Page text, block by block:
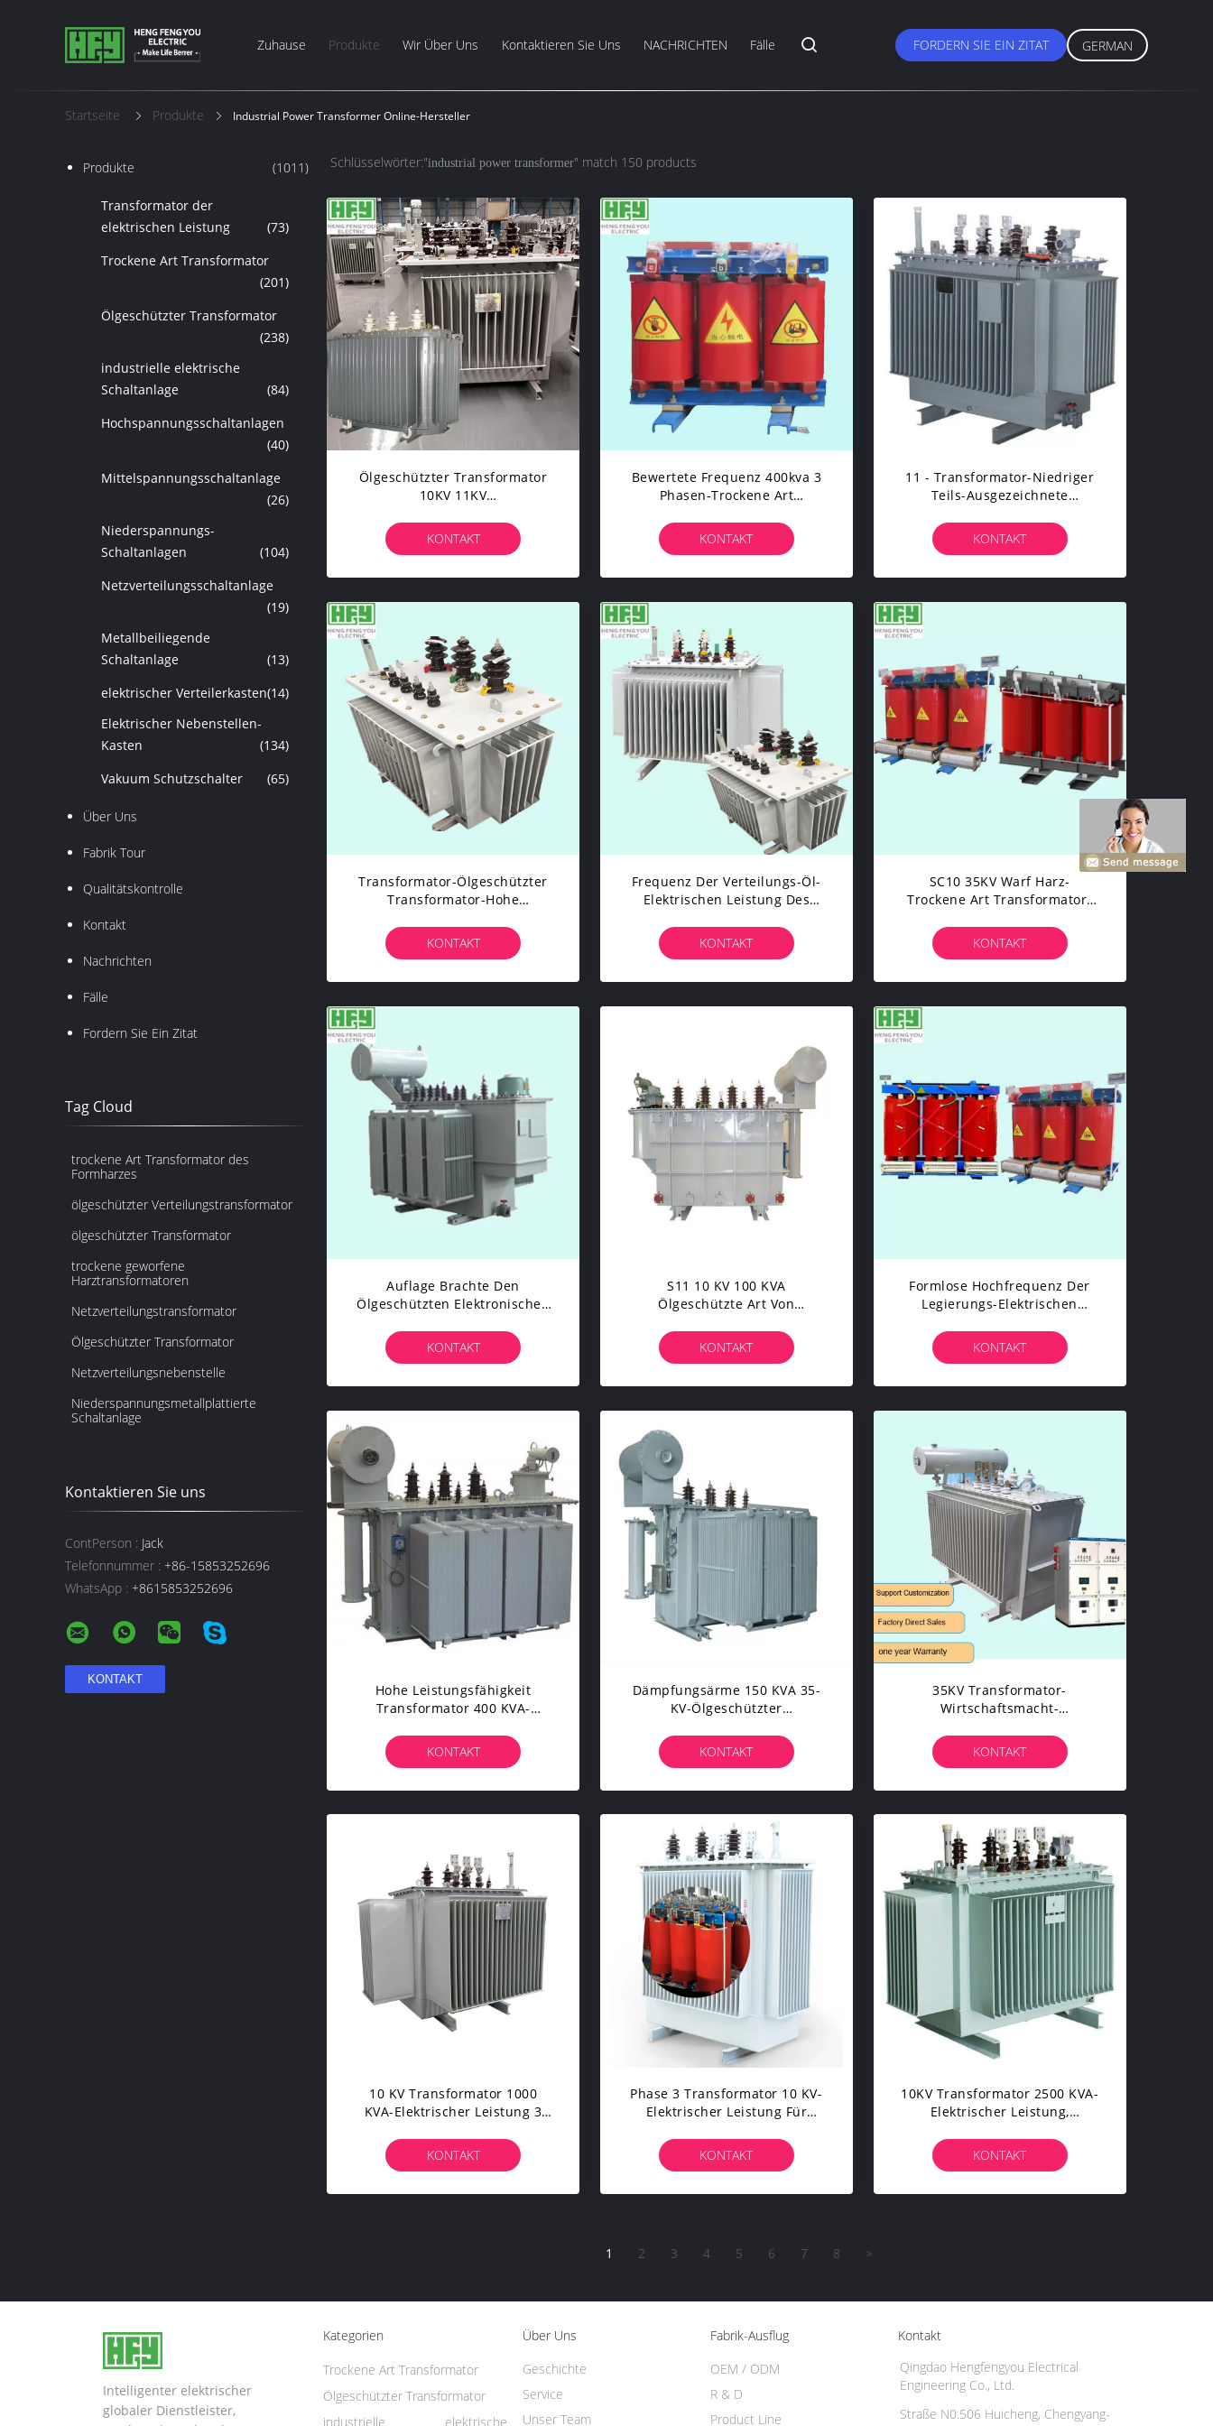
Zuhause Produkte Wir Über Uns Kontaktieren Sie Uns NACHRICHTEN Fälle FORDERN SIE EIN ZITAT GERMAN
Startseite Produkte Industrial Power Transformer Online-Hersteller
Produkte (1011)
Transformator der
elektrischen Leistung
(73)
Trockene Art Transformator
(201)
Ölgeschützter Transformator
(238)
industrielle elektrische
Schaltanlage
(84)
Hochspannungsschaltanlagen
(40)
Mittelspannungsschaltanlage
(26)
Niederspannungs-
Schaltanlagen
(104)
Netzverteilungsschaltanlage
(19)
Metallbeiliegende
Schaltanlage
(13)
elektrischer Verteilerkasten(14)
Elektrischer Nebenstellen-
Kasten
(134)
Vakuum Schutzschalter
(65)
Über Uns
Fabrik Tour
Qualitätskontrolle
Kontakt
Nachrichten
Fälle
Fordern Sie Ein Zitat
Tag Cloud
trockene Art Transformator des
Formharzes
ölgeschützter Verteilungstransformator
ölgeschützter Transformator
trockene geworfene
Harztransformatoren
Netzverteilungstransformator
Ölgeschützter Transformator
Netzverteilungsnebenstelle
Niederspannungsmetallplattierte
Schaltanlage
Kontaktieren Sie uns
ContPerson : Jack
Telefonnummer : +86-15853252696
WhatsApp : +8615853252696
Schlüsselwörter:"industrial power transformer" match 150 products
Ölgeschützter Transformator
10KV 11KV
Transformator
KONTAKT
Bewertete Frequenz 400kva 3
Phasen-Trockene Art
Elektrischer Transformator
KONTAKT
11 - Transformator-Niedriger
Teils-Ausgezeichnete
Der Elektrischen Leistung
220Kv
KONTAKT
Transformator-Ölgeschützter
Transformator-Hohe
Phasen-Elektrischen Leistung
KONTAKT
Frequenz Der Verteilungs-Öl-
Elektrischen Leistung Des
50/60Hz
KONTAKT
SC10 35KV Warf Harz-
Trockene Art Transformator-
KONTAKT
Auflage Brachte Den
Ölgeschützten Elektronischen
Klein An
KONTAKT
S11 10 KV 100 KVA
Ölgeschützte Art Von
Transformator ISO-CER
Zustimmung 500 KVA
KONTAKT
Formlose Hochfrequenz Der
Legierungs-Elektrischen
5000kva Ultra Dämpfungsarm
KONTAKT
Hohe Leistungsfähigkeit
Transformator 400 KVA-
Industrielles Verteilersystem
KONTAKT
Dämpfungsärme 150 KVA 35-
KV-Ölgeschützter
Zertifikat
KONTAKT
35KV Transformator-
Wirtschaftsmacht-
Frequenz-50/60Hz
Ölgeschützter
KONTAKT
10 KV Transformator 1000
KVA-Elektrischer Leistung 3
Dämpfungsarm
KONTAKT
Phase 3 Transformator 10 KV-
Elektrischer Leistung Für
KONTAKT
10KV Transformator 2500 KVA-
Elektrischer Leistung,
Dreiphasigtransformator
KONTAKT
1 2 3 4 5 6 7 8 >
Intelligenter elektrischer
globaler Dienstleister,
Kategorien
Trockene Art Transformator
Ölgeschützter Transformator
industrielle elektrische
Über Uns
Geschichte
Service
Unser Team
Fabrik-Ausflug
Product Line
OEM / ODM
R & D
Kontakt
Qingdao Hengfengyou Electrical
Engineering Co., Ltd.
Straße N0.506 Huicheng, Chengyang-